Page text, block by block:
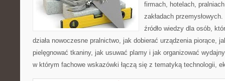
firmach, hotelach,
zakładach
źródło wiedzy dla osób,
działa nowoczesne pralnictwo, jak dobierać urządzenia piorące,
pielęgnować tkaniny, jak usuwać plamy i jak organizować
w którym fachowe wskazówki łączą się z tematyką technologii,